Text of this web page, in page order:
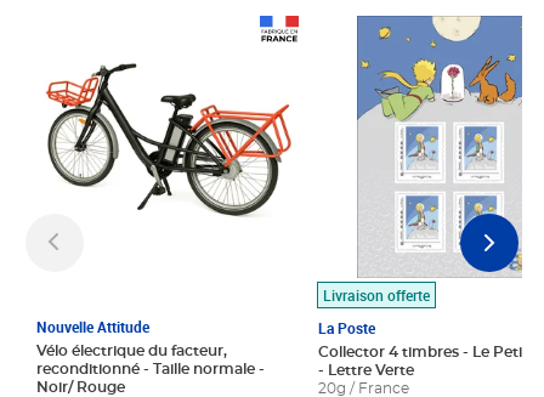
Nouvelle Attitude
Vélo électrique du facteur,
reconditionné - Taille normale -
Noir/ Rouge
Livraison offerte
La Poste
Collector 4 timbres - Le Petit
- Lettre Verte
20g / France
Prix 7,50€